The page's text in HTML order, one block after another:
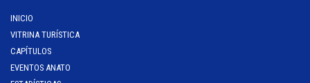
INICIO
VITRINA TURÍSTICA
CAPÍTULOS
EVENTOS ANATO